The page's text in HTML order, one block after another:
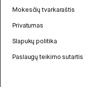
Mokesčių tvarkaraštis
Privatumas
Slapukų politika
Paslaugų teikimo sutartis